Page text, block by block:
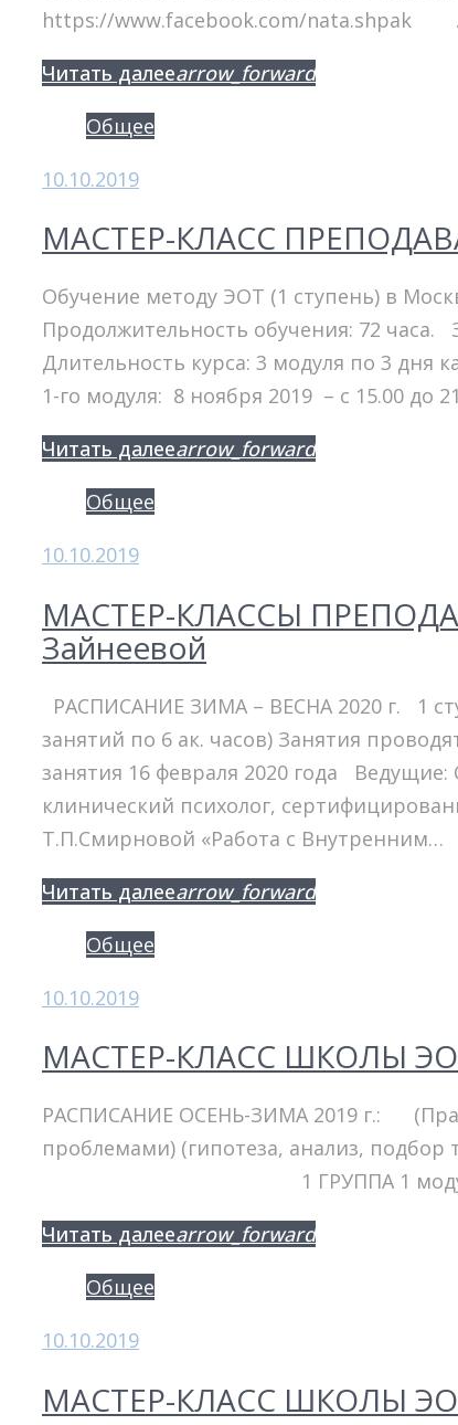
https://www.facebook.com/nata.shpak
Facebook
Twitter
Google+
Читать далееarrow_forward
Общее
10.10.2019
МАСТЕР-КЛАСС
Обучение методу ЭОТ (1 ступень) в
Продолжительность обучения: 72
Длительность курса: 3 модуля по 3 дня
1-го модуля: 8 ноября 2019 – с 15.00 до
Facebook
Twitter
Google+
Читать далееarrow_forward
Общее
10.10.2019
МАСТЕР-КЛАССЫ
Зайнеевой
РАСПИСАНИЕ ЗИМА – ВЕСНА 2020 г. 1
занятий по 6 ак. часов) Занятия
занятия 16 февраля 2020 года
клинический психолог,
Т.П.Смирновой «Работа с Внутренним…
Facebook
Twitter
Google+
Читать далееarrow_forward
Общее
10.10.2019
МАСТЕР-КЛАСС ШКОЛЫ
РАСПИСАНИЕ ОСЕНЬ-ЗИМА 2019 г.:
проблемами) (гипотеза, анализ,
1 ГРУППА 1 модуль – 25-
Facebook
Twitter
Google+
Читать далееarrow_forward
Общее
10.10.2019
МАСТЕР-КЛАСС ШКОЛЫ